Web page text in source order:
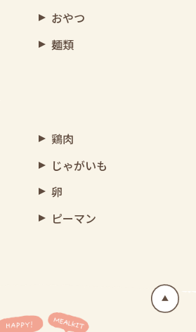
おやつ
麺類
鶏肉
じゃがいも
卵
ピーマン